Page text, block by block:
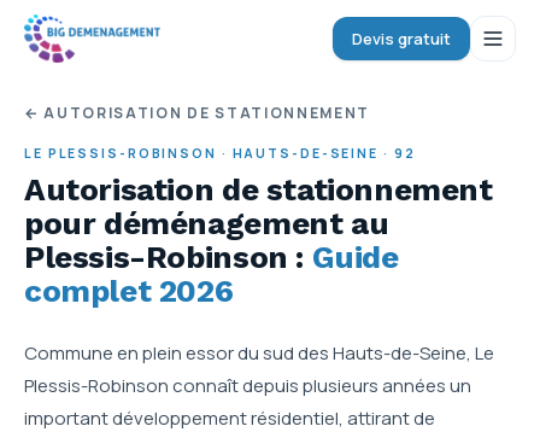
Devis gratuit
← AUTORISATION DE STATIONNEMENT
LE PLESSIS-ROBINSON · HAUTS-DE-SEINE · 92
Autorisation de stationnement
pour déménagement au
Plessis-Robinson : Guide
complet 2026
Commune en plein essor du sud des Hauts-de-Seine, Le
Plessis-Robinson connaît depuis plusieurs années un
important développement résidentiel, attirant de